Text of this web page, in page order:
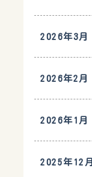
2026年3月
2026年2月
2026年1月
2025年12月